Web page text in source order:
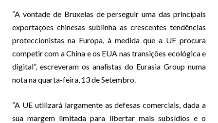
“A vontade de Bruxelas de perseguir uma das principais
exportações chinesas sublinha as crescentes tendências
proteccionistas na Europa, à medida que a UE procura
competir com a China e os EUA nas transições ecológica e
digital”, escreveram os analistas do Eurasia Group numa
nota na quarta-feira, 13 de Setembro.
“A UE utilizará largamente as defesas comerciais, dada a
sua margem limitada para libertar mais subsídios e o